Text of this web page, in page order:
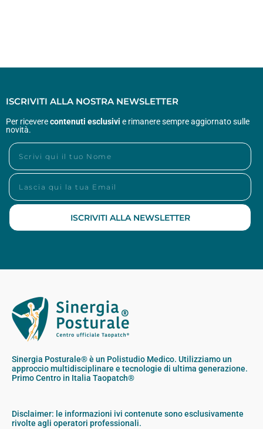
ISCRIVITI ALLA NOSTRA NEWSLETTER
Per riceverecontenuti esclusivi e rimanere sempre aggiornato sulle
novità.
ISCRIVITI ALLA NEWSLETTER
Sinergia Posturale® è un Polistudio Medico. Utilizziamo un
approccio multidisciplinare e tecnologie di ultima generazione.
Primo Centro in Italia Taopatch®
Disclaimer: le informazioni ivi contenute sono esclusivamente
rivolte agli operatori professionali.